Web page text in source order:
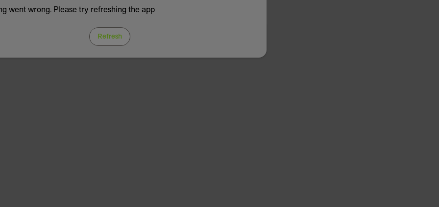
went wrong. Please try refreshing the app
Refresh